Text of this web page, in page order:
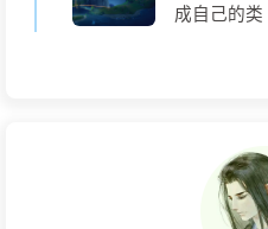
成自己的类